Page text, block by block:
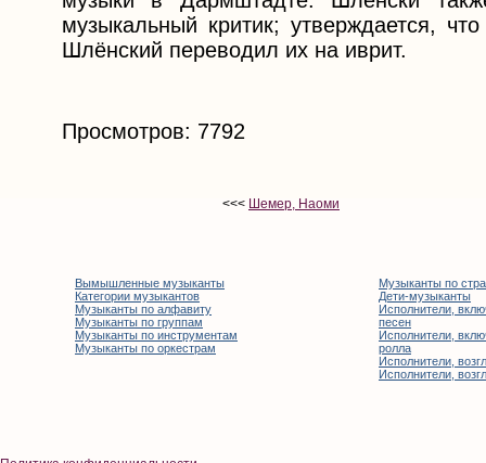
музыкальный критик; утверждается,
Шлёнский переводил их на иврит.
Просмотров: 7792
<<< Шемер, Наоми
Вымышленные музыканты
Категории музыкантов
Музыканты по алфавиту
Музыканты по группам
Музыканты по инструментам
Музыканты по оркестрам
Музыканты по
Дети-музыканты
Исполнители,
песен
Исполнители,
ролла
Исполнители,
Исполнители,